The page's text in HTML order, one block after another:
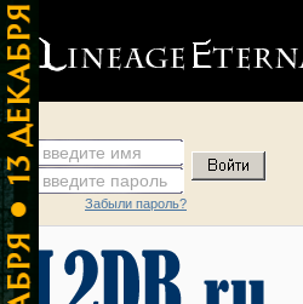
введите имя
введите пароль
Забыли пароль?